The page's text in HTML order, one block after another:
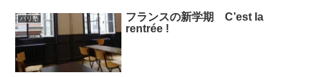
パリ塾
フランスの新学期 C’est la
rentrée !